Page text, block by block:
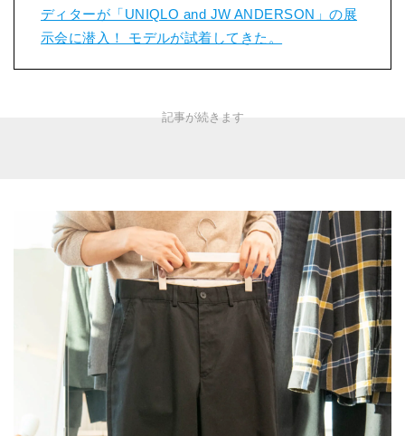
ディターが「UNIQLO and JW ANDERSON」の展
示会に潜入！ モデルが試着してきた。